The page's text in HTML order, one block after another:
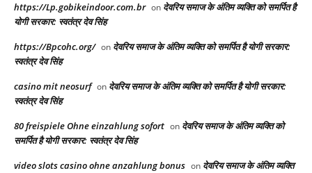
https://Lp.gobikeindoor.com.br on देवरिय समाज के अंतिम व्यक्ति को समर्पित है
योगी सरकार: स्वतंत्र देव सिंह
https://Bpcohc.org/ on देवरिय समाज के अंतिम व्यक्ति को समर्पित है योगी सरकार:
स्वतंत्र देव सिंह
casino mit neosurf on देवरिय समाज के अंतिम व्यक्ति को समर्पित है योगी सरकार:
स्वतंत्र देव सिंह
80 freispiele Ohne einzahlung sofort on देवरिय समाज के अंतिम व्यक्ति को
समर्पित है योगी सरकार: स्वतंत्र देव सिंह
video slots casino ohne anzahlung bonus on देवरिय समाज के अंतिम व्यक्ति